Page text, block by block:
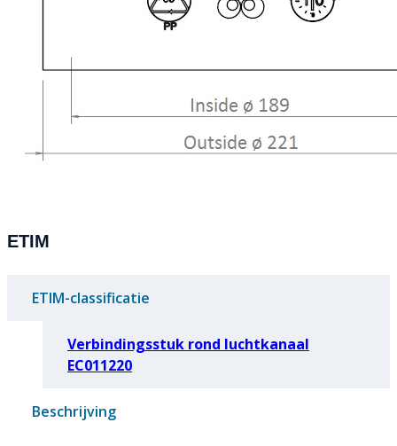
ETIM
ETIM-classificatie
Verbindingsstuk rond luchtkanaal
EC011220
Beschrijving